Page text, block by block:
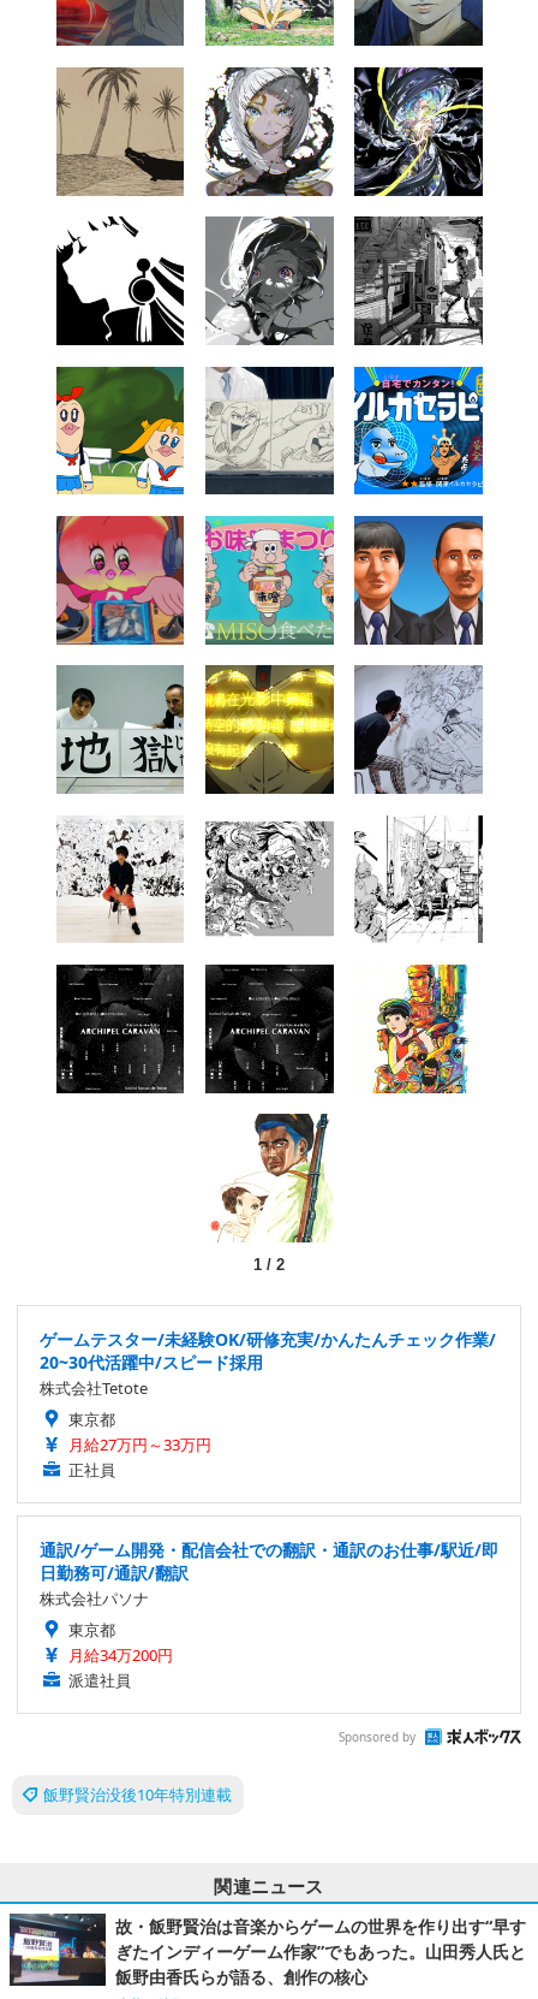
1/ 2
ゲームテスター/未経験OK/研修充実/かんたんチェック作業/
20~30代活躍中/スピード採用
株式会社Tetote
東京都
月給27万円～33万円
正社員
通訳/ゲーム開発・配信会社での翻訳・通訳のお仕事/駅近/即
日勤務可/通訳/翻訳
株式会社パソナ
東京都
月給34万200円
派遣社員
Sponsored by
飯野賢治没後10年特別連載
関連ニュース
故・飯野賢治は音楽からゲームの世界を作り出す“早す
ぎたインディーゲーム作家”でもあった。山田秀人氏と
飯野由香氏らが語る、創作の核心